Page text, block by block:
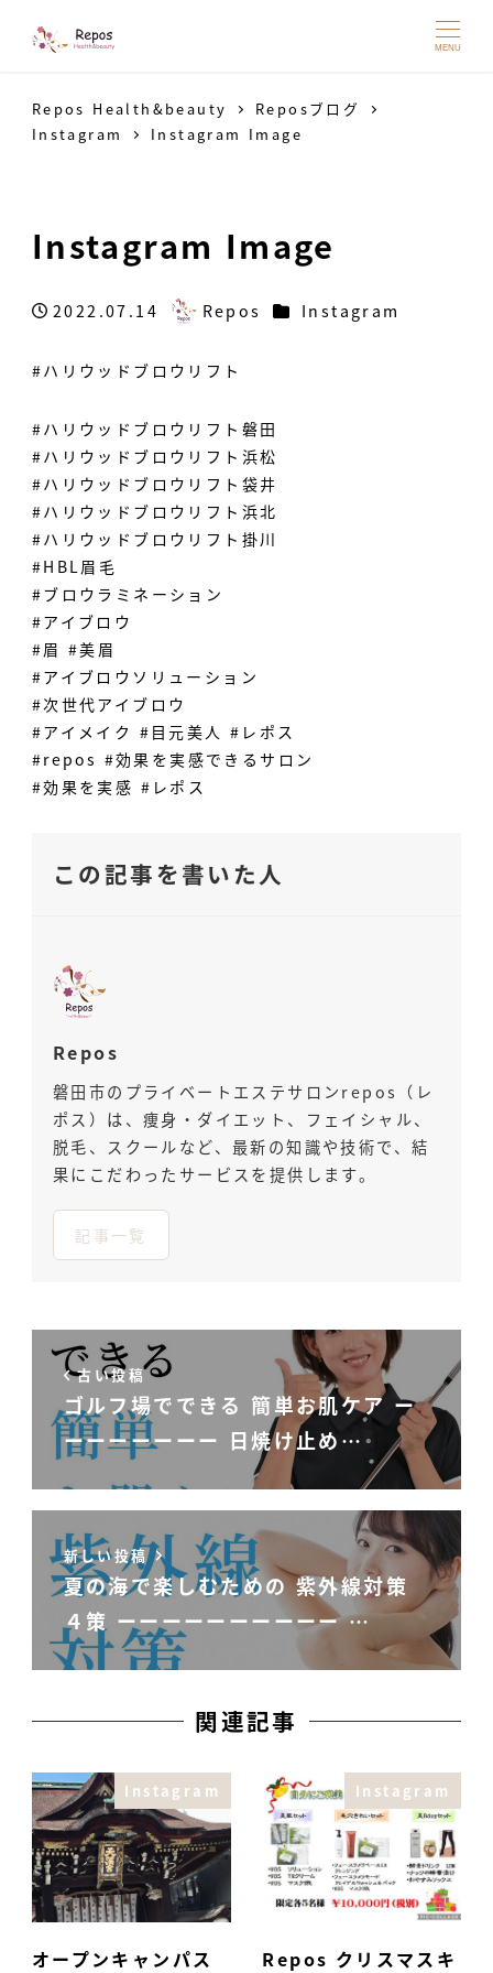
MENU
Repos Health&beauty
Reposブログ
Instagram
Instagram Image
Instagram Image
投稿日
2022.07.14
著
Repos カテゴリー
Instagram
#ハリウッドブロウリフト
#ハリウッドブロウリフト磐田
#ハリウッドブロウリフト浜松
#ハリウッドブロウリフト袋井
#ハリウッドブロウリフト浜北
#ハリウッドブロウリフト掛川
#HBL眉毛
#ブロウラミネーション
#アイブロウ
#眉 #美眉
#アイブロウソリューション
#次世代アイブロウ
#アイメイク #目元美人 #レポス
#repos #効果を実感できるサロン
#効果を実感 #レポス
この記事を書いた人
Repos
磐田市のプライベートエステサロンrepos（レ
ポス）は、痩身・ダイエット、フェイシャル、
脱毛、スクールなど、最新の知識や技術で、結
果にこだわったサービスを提供します。
記事一覧
古い投稿
ゴルフ場でできる 簡単お肌ケア ー
ーーーーーーー 日焼け止め…
新しい投稿
夏の海で楽しむための 紫外線対策
４策 ーーーーーーーーーー …
関連記事
Instagram
オープンキャンパス
Instagram
Repos クリスマスキ